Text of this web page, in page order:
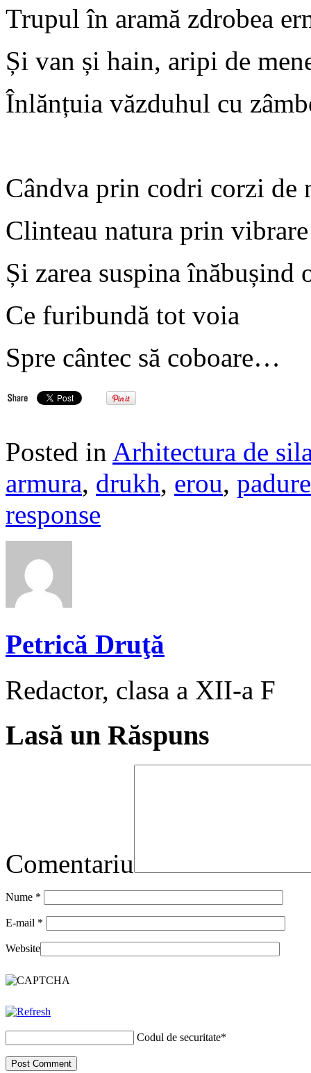
Trupul în aramă zdrobea
Și van și hain, aripi de
Înlănțuia văzduhul cu
Cândva prin codri corzi de
Clinteau natura prin vibrare
Și zarea suspina înăbușind
Ce furibundă tot voia
Spre cântec să coboare…
Posted in Arhitectura de
armura, drukh, erou, padure
response
Petrică Druţă
Redactor, clasa a XII-a F
Lasă un Răspuns
Comentariu
Nume *
E-mail *
Website
Codul de securitate*